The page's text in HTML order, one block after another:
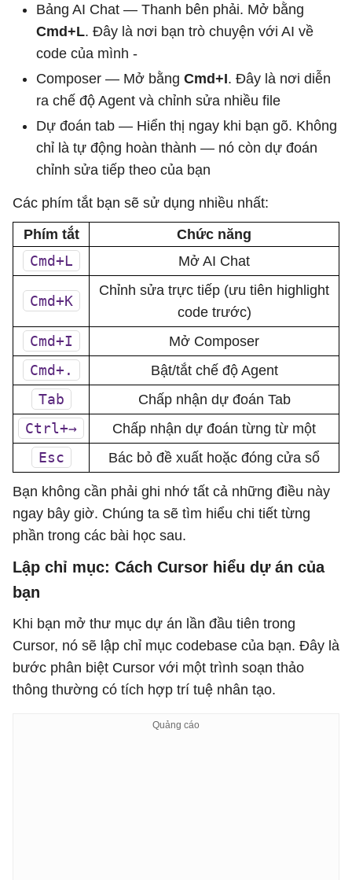
Bảng AI Chat — Thanh bên phải. Mở bằng
Cmd+L. Đây là nơi bạn trò chuyện với AI về
code của mình -
Composer — Mở bằng Cmd+I. Đây là nơi diễn
ra chế độ Agent và chỉnh sửa nhiều file
Dự đoán tab — Hiển thị ngay khi bạn gõ. Không
chỉ là tự động hoàn thành — nó còn dự đoán
chỉnh sửa tiếp theo của bạn
Các phím tắt bạn sẽ sử dụng nhiều nhất:
Phím tắt
Chức năng
Cmd+L Mở AI Chat
Cmd+K
Chỉnh sửa trực tiếp (ưu tiên highlight
code trước)
Cmd+I Mở Composer
Cmd+. Bật/tắt chế độ Agent
Tab Chấp nhận dự đoán Tab
Ctrl+→ Chấp nhận dự đoán từng từ một
Esc Bác bỏ đề xuất hoặc đóng cửa sổ
Bạn không cần phải ghi nhớ tất cả những điều này
ngay bây giờ. Chúng ta sẽ tìm hiểu chi tiết từng
phần trong các bài học sau.
Lập chỉ mục: Cách Cursor hiểu dự án của
bạn
Khi bạn mở thư mục dự án lần đầu tiên trong
Cursor, nó sẽ lập chỉ mục codebase của bạn. Đây là
bước phân biệt Cursor với một trình soạn thảo
thông thường có tích hợp trí tuệ nhân tạo.